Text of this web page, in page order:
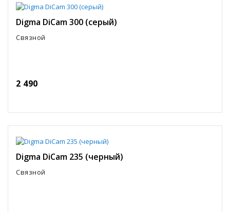
Digma DiCam 300 (серый)
Связной
2 490
Digma DiCam 235 (черный)
Связной